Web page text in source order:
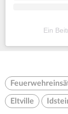
Ein
Eltville